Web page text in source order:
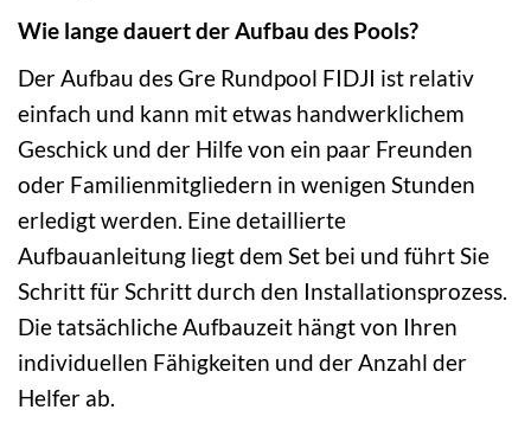
Wie lange dauert der Aufbau des Pools?
Der Aufbau des Gre Rundpool FIDJI ist relativ
einfach und kann mit etwas handwerklichem
Geschick und der Hilfe von ein paar Freunden
oder Familienmitgliedern in wenigen Stunden
erledigt werden. Eine detaillierte
Aufbauanleitung liegt dem Set bei und führt Sie
Schritt für Schritt durch den Installationsprozess.
Die tatsächliche Aufbauzeit hängt von Ihren
individuellen Fähigkeiten und der Anzahl der
Helfer ab.